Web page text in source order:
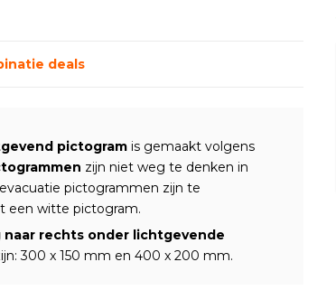
deals
pictogram is gemaakt volgens
zijn niet weg te denken in
pictogrammen zijn te
een witte pictogram.
rechts onder lichtgevende
300 x 150 mm en 400 x 200 mm.